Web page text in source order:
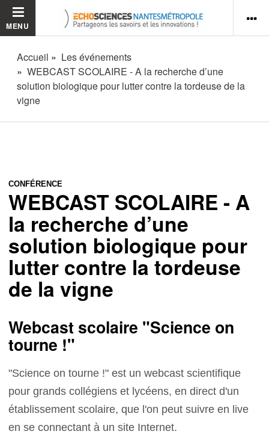
MENU
Accueil
Les événements
WEBCAST SCOLAIRE - A la recherche d’une
solution biologique pour lutter contre la tordeuse de la
vigne
CONFÉRENCE
WEBCAST SCOLAIRE - A
la recherche d’une
solution biologique pour
lutter contre la tordeuse
de la vigne
Webcast scolaire "Science on
tourne !"
"Science on tourne !" est un webcast scientifique
pour grands collégiens et lycéens, en direct d'un
établissement scolaire, que l'on peut suivre en live
en se connectant à un site Internet.